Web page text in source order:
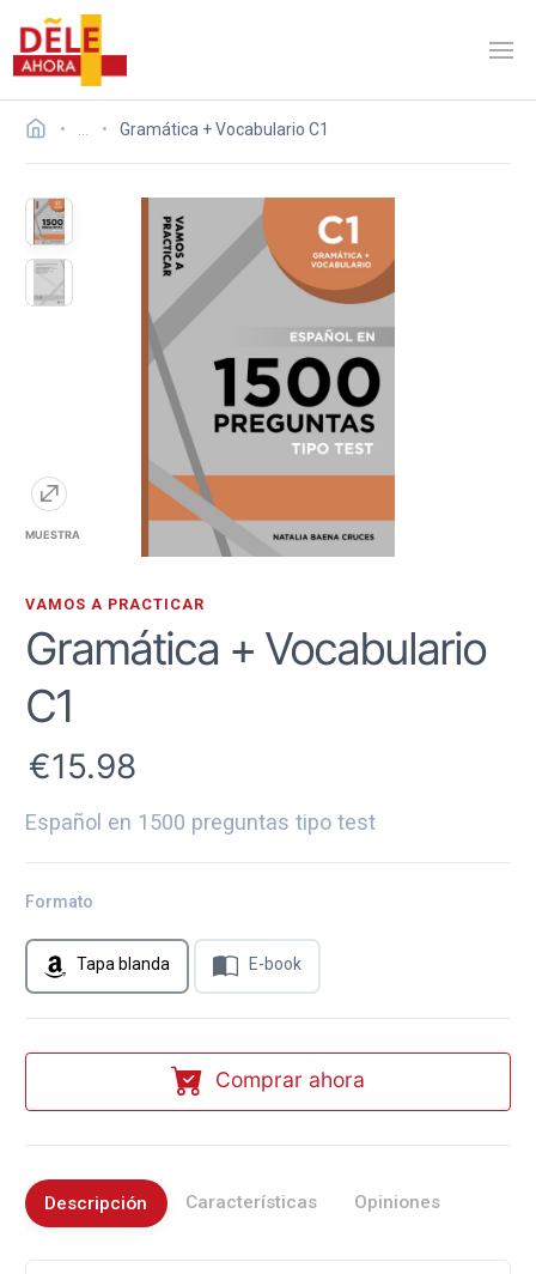
Gramática + Vocabulario C1
MUESTRA
VAMOS A PRACTICAR
Gramática + Vocabulario
C1
15.98
Español en 1500 preguntas tipo test
Formato
Tapa blanda E-book
Comprar ahora
Descripción Características Opiniones